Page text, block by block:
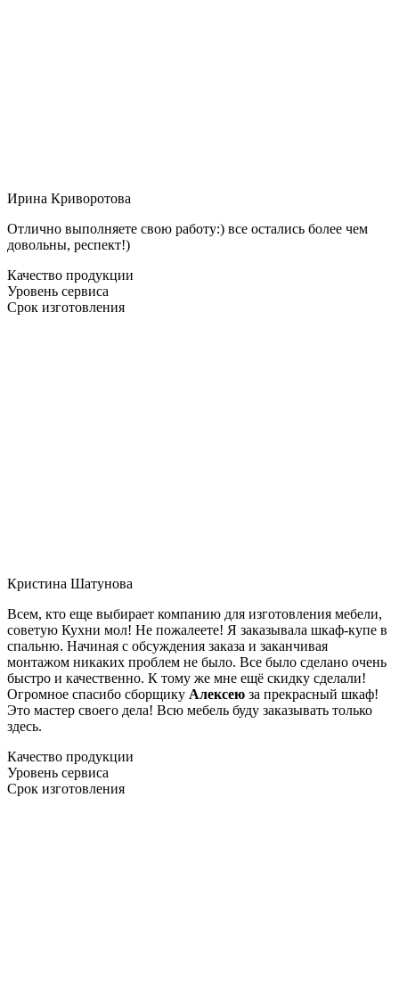
Ирина Криворотова
Отлично выполняете свою работу:) все остались более чем
довольны, респект!)
Качество продукции
Уровень сервиса
Срок изготовления
Кристина Шатунова
Всем, кто еще выбирает компанию для изготовления мебели,
советую Кухни мол! Не пожалеете! Я заказывала шкаф-купе в
спальню. Начиная с обсуждения заказа и заканчивая
монтажом никаких проблем не было. Все было сделано очень
быстро и качественно. К тому же мне ещё скидку сделали!
Огромное спасибо сборщику Алексею за прекрасный шкаф!
Это мастер своего дела! Всю мебель буду заказывать только
здесь.
Качество продукции
Уровень сервиса
Срок изготовления